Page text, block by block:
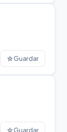
☆Guardar
☆Guardar